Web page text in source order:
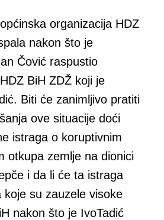
organizacija HDZ
nakon što je
Čović raspustio
BiH ZDŽ koji je
Biti će zanimljivo pratiti
ove situacije doći
istraga o koruptivnim
otkupa zemlje na dionici
i da li će ta istraga
koje su zauzele visoke
nakon što je IvoTadić